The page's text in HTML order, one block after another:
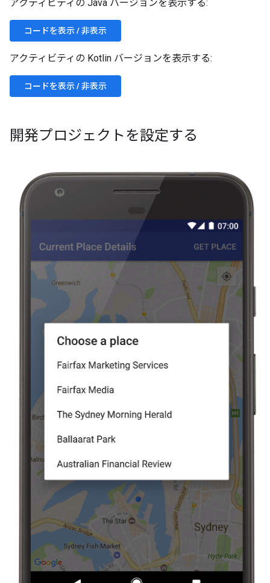
アクティビティの Java バージョンを表示する:
コードを表示 / 非表示
アクティビティの Kotlin バージョンを表示する:
コードを表示 / 非表示
開発プロジェクトを設定する